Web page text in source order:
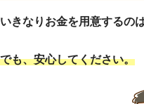
いきなりお金を用意するの
でも、安心してください。